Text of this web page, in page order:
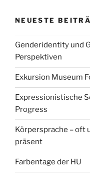
NEUESTE
Genderidentity und
Perspektiven
Exkursion Museum
Expressionistische
Progress
Körpersprache – oft
präsent
Farbentage der HU